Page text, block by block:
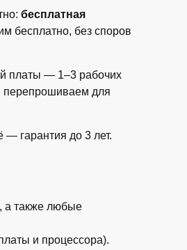
бесплатная
бесплатно, без споров
платы — 1–3 рабочих
перепрошиваем для
гарантия до 3 лет.
а также любые
и процессора).